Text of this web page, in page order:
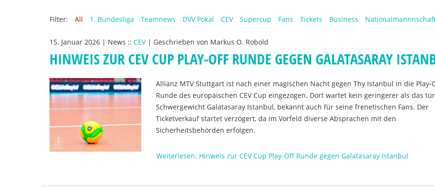
Filter: All 1. Bundesliga Teamnews DVV Pokal CEV Supercup Fans Tickets Business
15. Januar 2026 | News :: CEV | Geschrieben von Markus O. Robold
HINWEIS ZUR CEV CUP PLAY-OFF RUNDE GEGEN GALATASARAY
Allianz MTV Stuttgart ist nach einer magischen Nacht gegen Thy Istanbul in die Play-
Runde des europäischen CEV Cup eingezogen. Dort wartet kein geringerer als das
Schwergewicht Galatasaray Istanbul, bekannt auch für seine frenetischen Fans. Der
Ticketverkauf startet verzögert, da im Vorfeld diverse Absprachen mit den
Sicherheitsbehörden erfolgen.
Weiterlesen: Hinweis zur CEV Cup Play-Off Runde gegen Galatasaray Istanbul